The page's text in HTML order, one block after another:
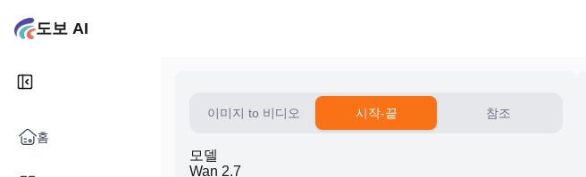
도보 AI
홈
이미지 to 비디오 시작-끝 참조
모델
Wan 2.7